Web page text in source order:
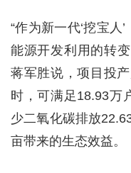
“作为新一代‘挖宝人
能源开发利用的转
蒋军胜说，项目投
时，可满足18.93万
少二氧化碳排放
亩带来的生态效益。